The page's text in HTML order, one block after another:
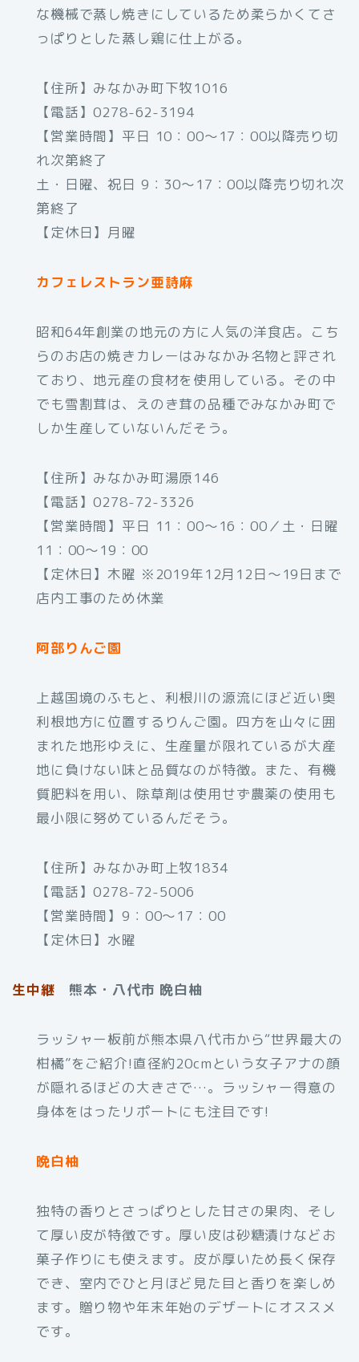
な機械で蒸し焼きにしているため柔らかくてさ
っぱりとした蒸し鶏に仕上がる。
【住所】みなかみ町下牧1016
【電話】0278-62-3194
【営業時間】平日 10：00～17：00以降売り切
れ次第終了
土・日曜、祝日 9：30～17：00以降売り切れ次
第終了
【定休日】月曜
カフェレストラン亜詩麻
昭和64年創業の地元の方に人気の洋食店。こち
らのお店の焼きカレーはみなかみ名物と評され
ており、地元産の食材を使用している。その中
でも雪割茸は、えのき茸の品種でみなかみ町で
しか生産していないんだそう。
【住所】みなかみ町湯原146
【電話】0278-72-3326
【営業時間】平日 11：00～16：00／土・日曜
11：00～19：00
【定休日】木曜 ※2019年12月12日～19日まで
店内工事のため休業
阿部りんご園
上越国境のふもと、利根川の源流にほど近い奥
利根地方に位置するりんご園。四方を山々に囲
まれた地形ゆえに、生産量が限れているが大産
地に負けない味と品質なのが特徴。また、有機
質肥料を用い、除草剤は使用せず農薬の使用も
最小限に努めているんだそう。
【住所】みなかみ町上牧1834
【電話】0278-72-5006
【営業時間】9：00～17：00
【定休日】水曜
生中継 熊本・八代市 晩白柚
ラッシャー板前が熊本県八代市から“世界最大の
柑橘”をご紹介!直径約20cmという女子アナの顔
が隠れるほどの大きさで…。ラッシャー得意の
身体をはったリポートにも注目です!
晩白柚
独特の香りとさっぱりとした甘さの果肉、そし
て厚い皮が特徴です。厚い皮は砂糖漬けなどお
菓子作りにも使えます。皮が厚いため長く保存
でき、室内でひと月ほど見た目と香りを楽しめ
ます。贈り物や年末年始のデザートにオススメ
です。